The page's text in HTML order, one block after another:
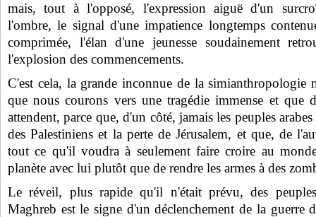
mais, tout à l'opposé, l'expression aiguë d'un
l'ombre, le signal d'une impatience longtemps
comprimée, l'élan d'une jeunesse soudainement
l'explosion des commencements.
C'est cela, la grande inconnue de la
que nous courons vers une tragédie immense et que
attendent, parce que, d'un côté, jamais les peuples
des Palestiniens et la perte de Jérusalem, et que, de
tout ce qu'il voudra à seulement faire croire au
planète avec lui plutôt que de rendre les armes à des
Le réveil, plus rapide qu'il n'était prévu, des
Maghreb est le signe d'un déclenchement de la guerre